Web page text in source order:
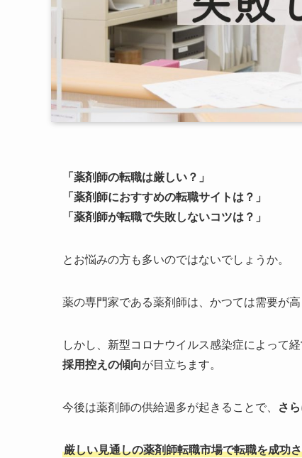
「薬剤師の転職は厳しい？」
「薬剤師におすすめの転職サイトは？」
「薬剤師が転職で失敗しないコツは？」
とお悩みの方も多いのではないでしょうか。
薬の専門家である薬剤師は、かつては需要が
しかし、新型コロナウイルス感染症によって
採用控えの傾向が目立ちます。
今後は薬剤師の供給過多が起きることで、 さ
厳しい見通しの薬剤師転職市場で転職を成功